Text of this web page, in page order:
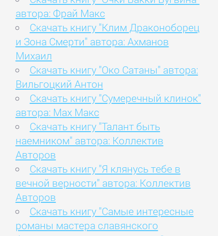
автора: Фрай Макс
Скачать книгу "Клим Драконоборец
и Зона Смерти" автора: Ахманов
Михаил
Скачать книгу "Око Сатаны" автора:
Вильгоцкий Антон
Скачать книгу "Сумеречный клинок"
автора: Мах Макс
Скачать книгу "Талант быть
наемником" автора: Коллектив
Авторов
Скачать книгу "Я клянусь тебе в
вечной верности" автора: Коллектив
Авторов
Скачать книгу "Самые интересные
романы мастера славянского